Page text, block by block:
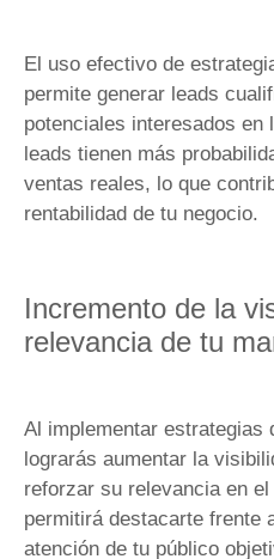
El uso efectivo de
permite generar leads
potenciales interesados en
leads tienen más
ventas reales, lo que
rentabilidad de tu negocio.
Incremento de la
relevancia de tu
Al implementar estrategias
lograrás aumentar la
reforzar su relevancia en
permitirá destacarte frente
atención de tu público